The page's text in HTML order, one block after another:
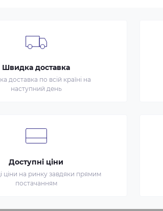
Швидка доставка
доставка по всій країні на
наступний день
Доступні ціни
ціни на ринку завдяки прямим
постачанням